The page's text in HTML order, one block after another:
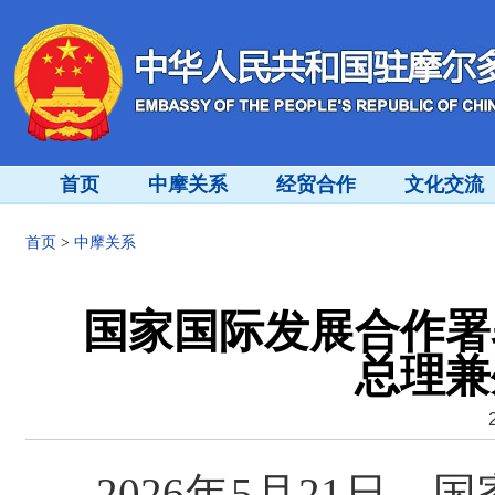
首页 中摩关系 经贸合作 文化交流
首页 > 中摩关系
国家国际发展合作
总理